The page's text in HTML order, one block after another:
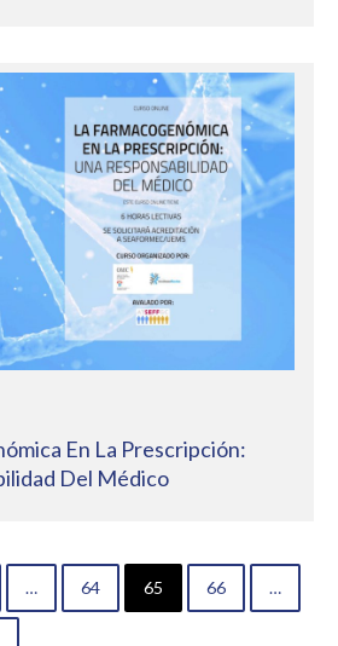
En La Prescripción:
Del Médico
… 64 65 66 …